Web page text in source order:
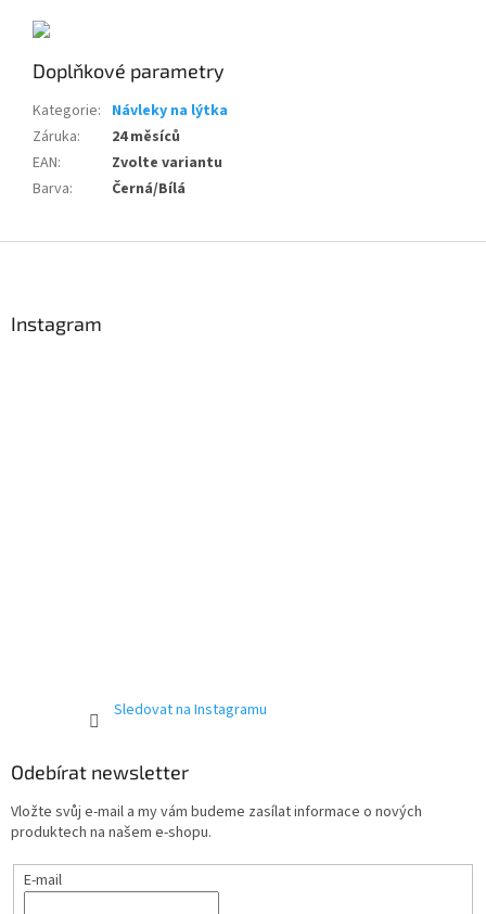
Doplňkové parametry
Kategorie: Návleky na lýtka
Záruka:
24 měsíců
EAN:
Zvolte variantu
Barva: Černá/Bílá
Instagram
Sledovat na Instagramu
Odebírat newsletter
Vložte svůj e-mail a my vám budeme zasílat informace o nových
produktech na našem e-shopu.
E-mail
Powered by chaterimo